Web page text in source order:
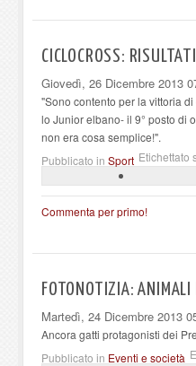
CICLOCROSS:
Giovedì, 26 Dicembre 2013
"Sono contento per la vittoria
lo Junior elbano- il 9° posto di
non era cosa semplice!".
Pubblicato in Sport Etichettato
Commenta per primo!
FOTONOTIZIA:
Martedì, 24 Dicembre 2013
Ancora gatti protagonisti dei
Pubblicato in Eventi e società